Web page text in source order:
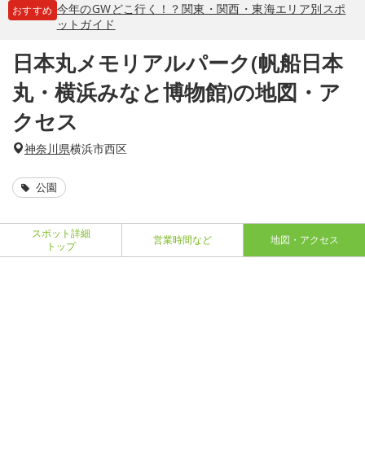
おすすめ 今年のGWどこ行く！？関東・関西・東海エリア別スポ
ットガイド
日本丸メモリアルパーク(帆船日本
丸・横浜みなと博物館)の地図・ア
クセス
神奈川県横浜市西区
公園
スポット詳細
トップ
営業時間など 地図・アクセス